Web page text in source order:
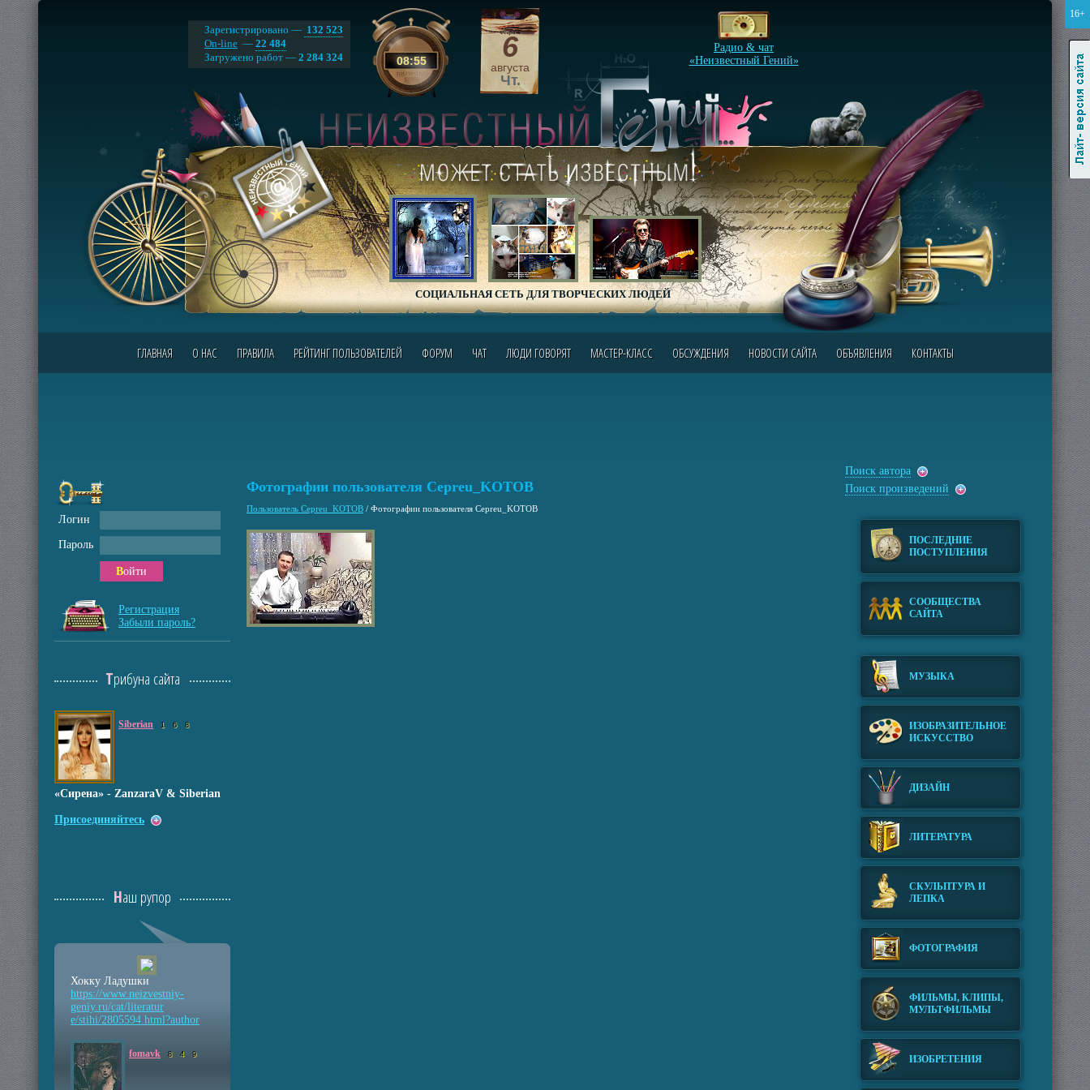
16+
08:55
Зарегистрировано — 132 523
On-line — 22 484
Загружено работ — 2 284 324 6
августа
Чт.
СОЦИАЛЬНАЯ СЕТЬ ДЛЯ ТВОРЧЕСКИХ ЛЮДЕЙ
Радио & чат
«Неизвестный Гений»
ГЛАВНАЯ О НАС ПРАВИЛА РЕЙТИНГ ПОЛЬЗОВАТЕЛЕЙ ФОРУМ ЧАТ ЛЮДИ ГОВОРЯТ МАСТЕР-КЛАСС ОБСУЖДЕНИЯ НОВОСТИ САЙТА ОБЪЯВЛЕНИЯ КОНТАКТЫ
Фотографии пользователя Cepreu_KOTOB
Пользователь Cepreu_KOTOB / Фотографии пользователя Cepreu_KOTOB
Логин
Пароль
Войти
Регистрация
Забыли пароль?
Трибуна сайта
Siberian 1 6 8
«Сирена» - ZanzaraV & Siberian
Присоединяйтесь
Наш рупор
Хокку Ладушки
https://www.neizvestniy-
geniy.ru/cat/literatur
e/stihi/2805594.html?author
fomavk 8 4 9
Поиск автора
Поиск произведений
ПОСЛЕДНИЕ
ПОСТУПЛЕНИЯ
СООБЩЕСТВА
САЙТА
МУЗЫКА
ИЗОБРАЗИТЕЛЬНОЕ
ИСКУССТВО
ДИЗАЙН
ЛИТЕРАТУРА
СКУЛЬПТУРА И
ЛЕПКА
ФОТОГРАФИЯ
ФИЛЬМЫ, КЛИПЫ,
МУЛЬТФИЛЬМЫ
ИЗОБРЕТЕНИЯ